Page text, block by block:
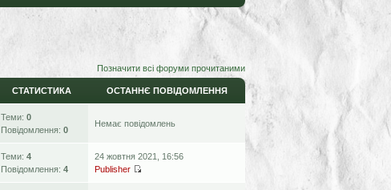
Позначити всі форуми прочитаними
СТАТИСТИКА ОСТАННЄ ПОВІДОМЛЕННЯ
Теми: 0
Повідомлення: 0
Немає повідомлень
Теми: 4
Повідомлення: 4
24 жовтня 2021, 16:56
Publisher